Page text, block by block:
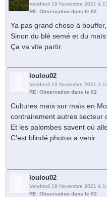
Vendredi 19 Novembre 2021 à
RE: Observation dans le 02
Ya pas grand chose à
Sinon du blé semé et du
Ça va vite partir.
loulou02
Vendredi 19 Novembre 2021 à
RE: Observation dans le 02
Cultures maïs sur maïs en
contrairement autres secteur
Et les palombes savent où
C'est blindé.photos a venir
loulou02
Vendredi 19 Novembre 2021 à
RE: Observation dans le 02